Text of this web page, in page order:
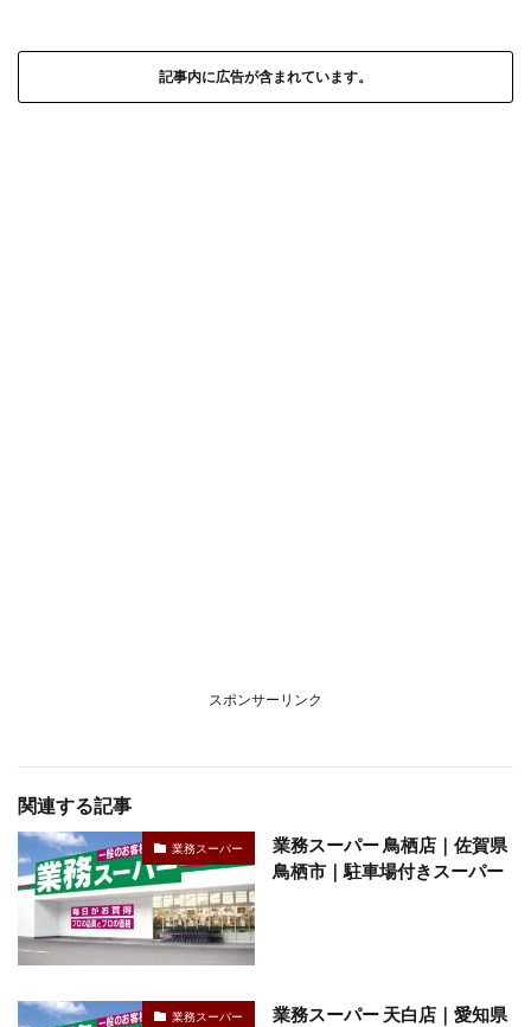
記事内に広告が含まれています。
スポンサーリンク
関連する記事
業務スーパー
業務スーパー 鳥栖店｜佐賀県
鳥栖市｜駐車場付きスーパー
業務スーパー
業務スーパー 天白店｜愛知県